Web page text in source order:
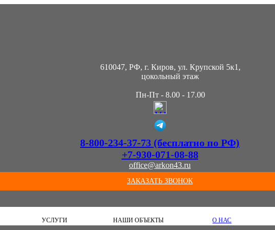
610047, РФ, г. Киров, ул. Крупской 5к1,
цокольный этаж
Пн-Пт - 8.00 - 17.00
8-800-234-37-73 (бесплатно по РФ)
+7-930-071-08-88
office@arkon43.ru
ЗАКАЗАТЬ ЗВОНОК
УСЛУГИ НАШИ ОБЪЕКТЫ О НАС